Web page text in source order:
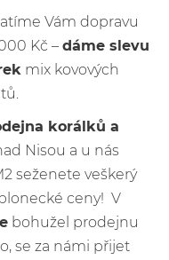
Vám dopravu
Kč – dáme slevu
mix kovových
korálků a
Nisou a u nás
seženete veškerý
ceny! V
bohužel prodejnu
se za námi přijet